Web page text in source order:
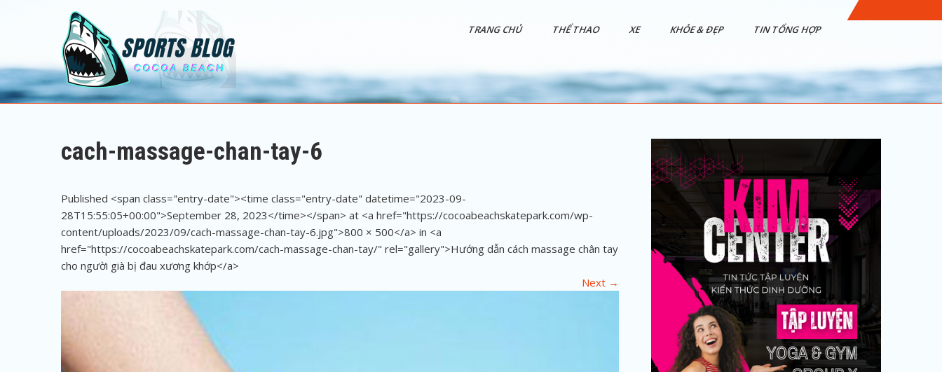
Sports Blog
Cocoa Beach
TRANG CHỦ THỂ THAO XE KHỎE & ĐẸP TIN TỔNG HỢP
cach-massage-chan-tay-6
Published <span class="entry-date"><time class="entry-date" datetime="2023-09-
28T15:55:05+00:00">September 28, 2023</time></span> at <a href="https://cocoabeachskatepark.com/wp-
content/uploads/2023/09/cach-massage-chan-tay-6.jpg">800 × 500</a> in <a
href="https://cocoabeachskatepark.com/cach-massage-chan-tay/" rel="gallery">Hướng dẫn cách massage chân tay
cho người già bị đau xương khớp</a>
Next →